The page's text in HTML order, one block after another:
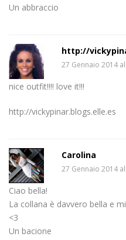
Un abbraccio
http://
27 Gennaio 2014
nice outfit!!!! love it!!!
http://vickypinar.blogs.elle.es
Carolina
27 Gennaio 2014
Ciao bella!
La collana è davvero bella e
<3
Un bacione